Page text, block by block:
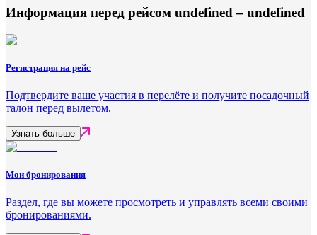
Информация перед рейсом undefined – undefined
Регистрация на рейс
Подтвердите ваше участия в перелёте и получите посадочный
талон перед вылетом.
Узнать больше
Мои бронирования
Раздел, где вы можете просмотреть и управлять всеми своими
бронированиями.